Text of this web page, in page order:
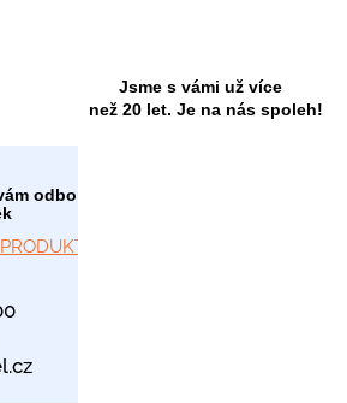
odborně
Jsme s vámi už více
než 20 let. Je na nás spoleh!